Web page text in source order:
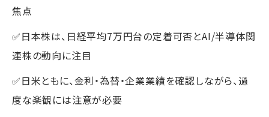
焦点
✅日本株は、日経平均7万円台の定着可否とAI/半導体関
連株の動向に注目
✅日米ともに、金利・為替・企業業績を確認しながら、過
度な楽観には注意が必要